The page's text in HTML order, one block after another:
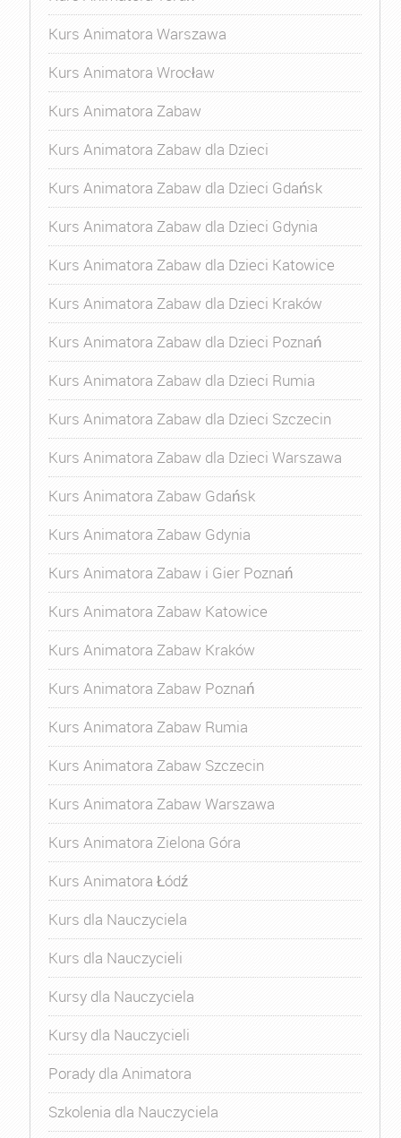
Kurs Animatora Warszawa
Kurs Animatora Wrocław
Kurs Animatora Zabaw
Kurs Animatora Zabaw dla Dzieci
Kurs Animatora Zabaw dla Dzieci Gdańsk
Kurs Animatora Zabaw dla Dzieci Gdynia
Kurs Animatora Zabaw dla Dzieci Katowice
Kurs Animatora Zabaw dla Dzieci Kraków
Kurs Animatora Zabaw dla Dzieci Poznań
Kurs Animatora Zabaw dla Dzieci Rumia
Kurs Animatora Zabaw dla Dzieci Szczecin
Kurs Animatora Zabaw dla Dzieci Warszawa
Kurs Animatora Zabaw Gdańsk
Kurs Animatora Zabaw Gdynia
Kurs Animatora Zabaw i Gier Poznań
Kurs Animatora Zabaw Katowice
Kurs Animatora Zabaw Kraków
Kurs Animatora Zabaw Poznań
Kurs Animatora Zabaw Rumia
Kurs Animatora Zabaw Szczecin
Kurs Animatora Zabaw Warszawa
Kurs Animatora Zielona Góra
Kurs Animatora Łódź
Kurs dla Nauczyciela
Kurs dla Nauczycieli
Kursy dla Nauczyciela
Kursy dla Nauczycieli
Porady dla Animatora
Szkolenia dla Nauczyciela